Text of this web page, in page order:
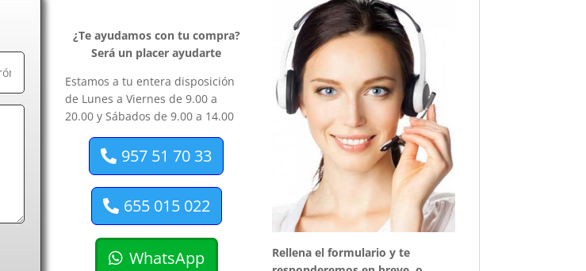
¿Te ayudamos con tu compra?
Será un placer ayudarte
Estamos a tu entera disposición
de Lunes a Viernes de 9.00 a
20.00 y Sábados de 9.00 a 14.00
957 51 70 33
655 015 022
WhatsApp
Rellena el formulario y te